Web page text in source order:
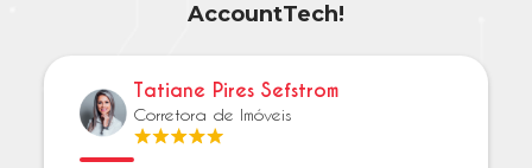
AccountTech!
Tatiane Pires Sefstrom
Corretora de Imóveis